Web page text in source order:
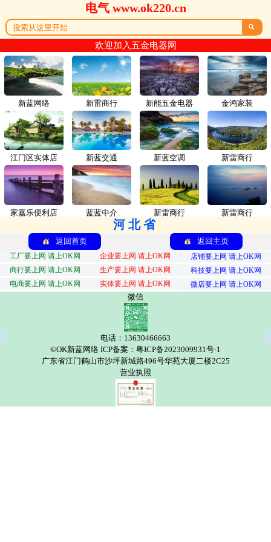
电气 www.ok220.cn

欢迎加入五金电器网
新蓝网络 新雷商行
江门区实体店 新蓝交通
家嘉乐便利店 蓝蓝中介
新能五金电器 金鸿家装
新蓝空调 新雷商行
新雷商行 新雷商行
河北省
返回首页 返回主页
工厂要上网 请上OK网 企业要上网 请上OK网
店铺要上网 请上OK网
商行要上网 请上OK网
生产要上网 请上OK网
科技要上网 请上OK网
电商要上网 请上OK网
实体要上网 请上OK网 微店要上网 请上OK网
微信
电话：13630466663
©OK新蓝网络 ICP备案：粤ICP备2023009931号-1
广东省江门鹤山市沙坪新城路496号华苑大厦二楼2C25
营业执照